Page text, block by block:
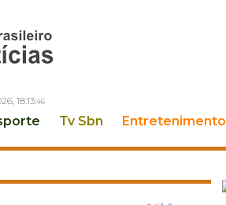
18:13:47
Tv Sbn Entretenimento